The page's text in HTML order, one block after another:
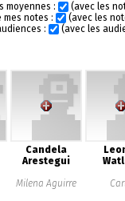
moyennes : (avec les
mes notes :
(avec les
:
(avec les
Candela
Arestegui
Milena Aguirre